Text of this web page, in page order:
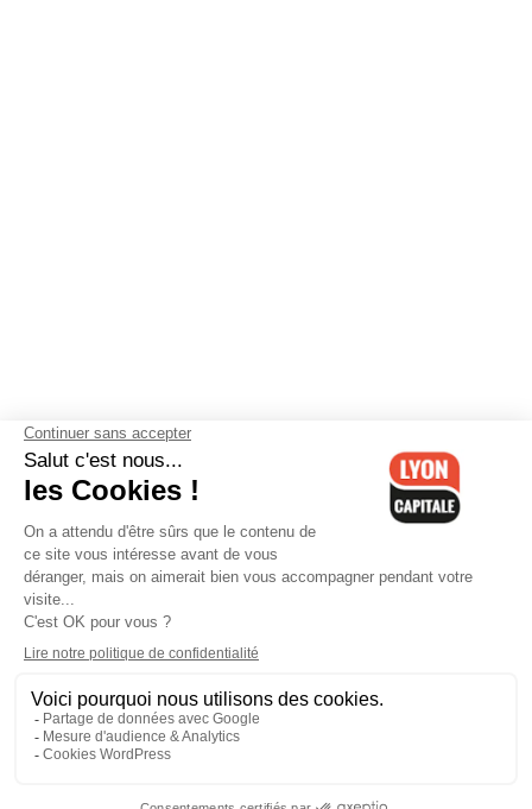
Contactez-nous-Mentions légales-CGV-Politique de
confidentialité-Gestion des cookies